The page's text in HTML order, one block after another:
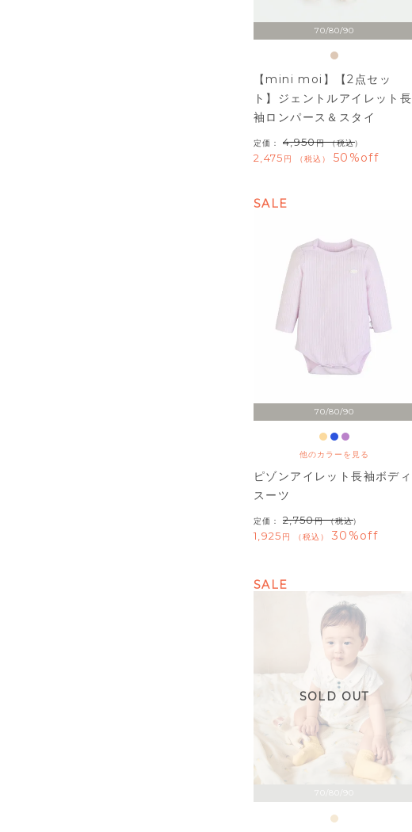
70/80/90
【mini moi】【2点セッ
ト】ジェントルアイレット長
袖ロンパース＆スタイ
定価： 4,950 （税込）
2,475 税込 50%off
70/80/90
他のカラーを見る
SALE
ピゾンアイレット長袖ボディ
スーツ
定価： 2,750 （税込）
1,925 税込 30%off
70/80/90
SOLD OUT
SALE